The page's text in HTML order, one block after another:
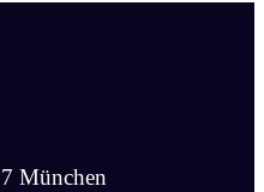
München